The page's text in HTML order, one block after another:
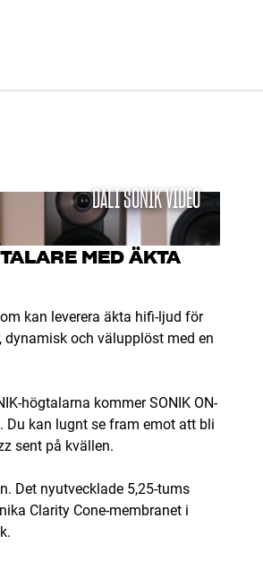
DALI SONIK VIDEO
MED ÄKTA
kan leverera äkta hifi-ljud för
och välupplöst med en
högtalarna kommer SONIK ON-
Du kan lugnt se fram emot att bli
sent på kvällen.
Det nyutvecklade 5,25-tums
Clarity Cone-membranet i